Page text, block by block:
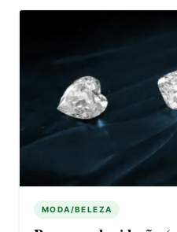
MODA/BELEZA